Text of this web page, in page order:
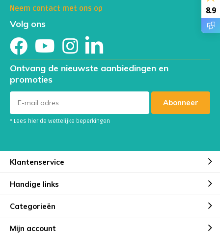
Neem contact met ons op
Volg ons
Ontvang de nieuwste aanbiedingen en
promoties
Abonneer
* Lees hier de wettelijke beperkingen
Klantenservice
Handige links
Categorieën
Mijn account
8.9